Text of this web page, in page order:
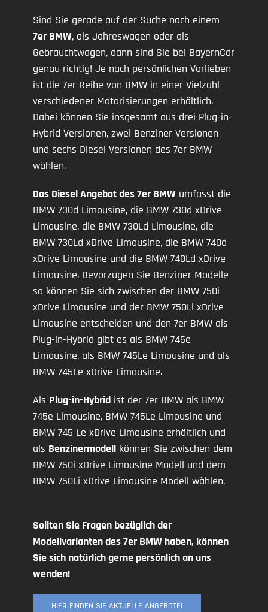
Sind Sie gerade auf der Suche nach einem
7er BMW, als Jahreswagen oder als
Gebrauchtwagen, dann sind Sie bei BayernCar
genau richtig! Je nach persönlichen Vorlieben
ist die 7er Reihe von BMW in einer Vielzahl
verschiedener Motorisierungen erhältlich.
Dabei können Sie insgesamt aus drei Plug-in-
Hybrid Versionen, zwei Benziner Versionen
und sechs Diesel Versionen des 7er BMW
wählen.
Das Diesel Angebot des 7er BMW umfasst die
BMW 730d Limousine, die BMW 730d xDrive
Limousine, die BMW 730Ld Limousine, die
BMW 730Ld xDrive Limousine, die BMW 740d
xDrive Limousine und die BMW 740Ld xDrive
Limousine. Bevorzugen Sie Benziner Modelle
so können Sie sich zwischen der BMW 750i
xDrive Limousine und der BMW 750Li xDrive
Limousine entscheiden und den 7er BMW als
Plug-in-Hybrid gibt es als BMW 745e
Limousine, als BMW 745Le Limousine und als
BMW 745Le xDrive Limousine.
Als Plug-in-Hybrid ist der 7er BMW als BMW
745e Limousine, BMW 745Le Limousine und
BMW 745 Le xDrive Limousine erhältlich und
als Benzinermodell können Sie zwischen dem
BMW 750i xDrive Limousine Modell und dem
BMW 750Li xDrive Limousine Modell wählen.
Sollten Sie Fragen bezüglich der
Modellvarianten des 7er BMW haben, können
Sie sich natürlich gerne persönlich an uns
wenden!
HIER FINDEN SIE AKTUELLE ANGEBOTE!